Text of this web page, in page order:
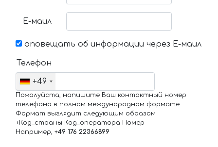
Е-маил
оповещать об информации через Е-маил
Телефон
+49
Пожалуйста, напишите Ваш контактный номер
телефона в полном международном формате.
Формат выглядит следующим образом:
+Код_страны Код_оператора Номер
Например, +49 176 22366899